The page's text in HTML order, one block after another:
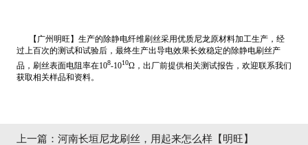
【广州明旺】生产的除静电纤维刷丝采用优质尼龙原材料加工生产，经
过上百次的测试和试验后，最终生产出导电效果长效稳定的除静电刷丝产
品，刷丝表面电阻率在108-1010Ω，出厂前提供相关测试报告，欢迎联系我们
获取相关样品和资料。
上一篇： 河南长垣尼龙刷丝，用起来怎么样【明旺】